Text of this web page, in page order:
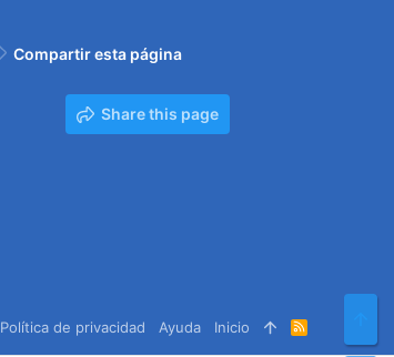
Compartir esta página
Share this page
Política de privacidad Ayuda Inicio
R